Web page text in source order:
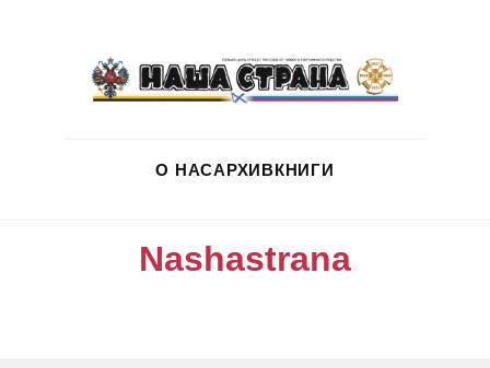
О НАСАРХИВКНИГИ
Nashastrana